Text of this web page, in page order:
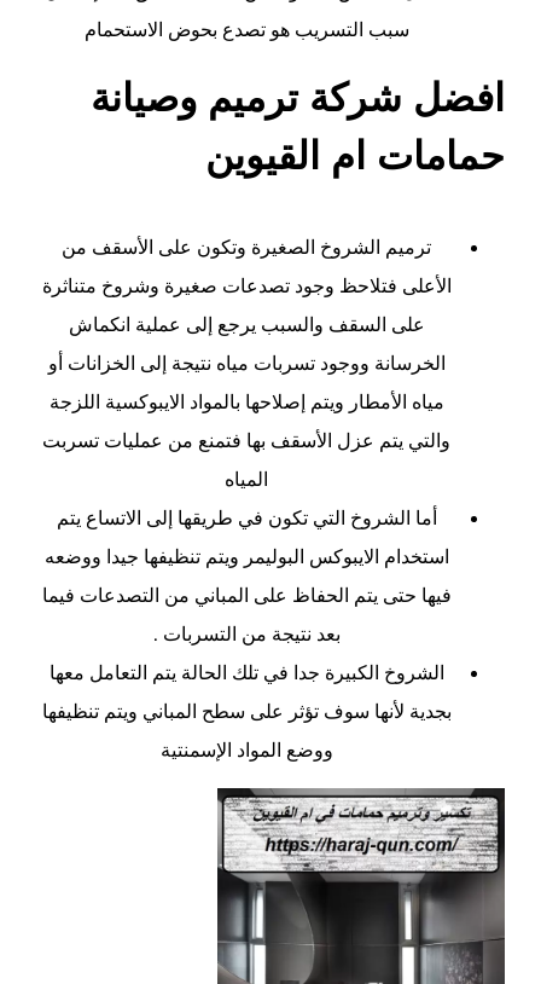
سبب التسريب هو تصدع بحوض الاستحمام
افضل شركة ترميم وصيانة
حمامات ام القيوين
ترميم الشروخ الصغيرة وتكون على الأسقف من
الأعلى فتلاحظ وجود تصدعات صغيرة وشروخ متناثرة
على السقف والسبب يرجع إلى عملية انكماش
الخرسانة ووجود تسربات مياه نتيجة إلى الخزانات أو
مياه الأمطار ويتم إصلاحها بالمواد الايبوكسية اللزجة
والتي يتم عزل الأسقف بها فتمنع من عمليات تسربت
المياه
أما الشروخ التي تكون في طريقها إلى الاتساع يتم
استخدام الايبوكس البوليمر ويتم تنظيفها جيدا ووضعه
فيها حتى يتم الحفاظ على المباني من التصدعات فيما
بعد نتيجة من التسربات .
الشروخ الكبيرة جدا في تلك الحالة يتم التعامل معها
بجدية لأنها سوف تؤثر على سطح المباني ويتم تنظيفها
ووضع المواد الإسمنتية